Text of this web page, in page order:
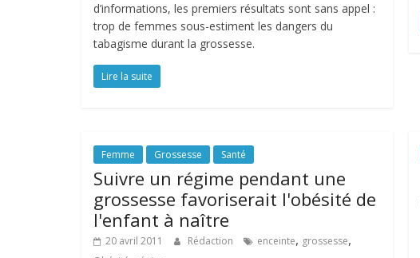
d’informations, les premiers résultats sont sans appel :
trop de femmes sous-estiment les dangers du
tabagisme durant la grossesse.
Lire la suite
Femme Grossesse Santé
Suivre un régime pendant une
grossesse favoriserait l'obésité de
l'enfant à naître
20 avril 2011 Rédaction enceinte, grossesse,